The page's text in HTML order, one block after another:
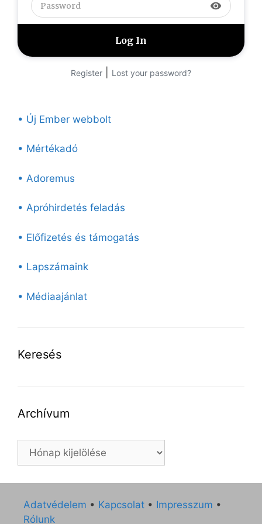
visibility
Register Lost your password?
• Új Ember webbolt
• Mértékadó
• Adoremus
• Apróhirdetés feladás
• Előfizetés és támogatás
• Lapszámaink
• Médiaajánlat
Keresés
Archívum
Archívum
Adatvédelem • Kapcsolat • Impresszum •
Rólunk